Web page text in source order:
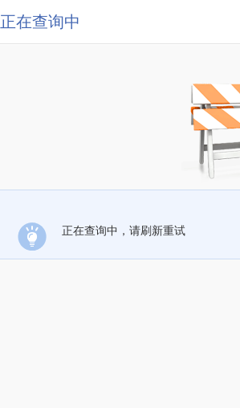
正在查询中
正在查询中，请刷新重试